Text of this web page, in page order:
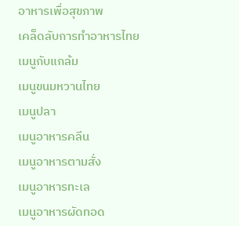
อาหารเพื่อสุขภาพ
เคล็ดลับการทำอาหารไทย
เมนูกับแกล้ม
เมนูขนมหวานไทย
เมนูปลา
เมนูอาหารคลีน
เมนูอาหารตามสั่ง
เมนูอาหารทะเล
เมนูอาหารผัดทอด